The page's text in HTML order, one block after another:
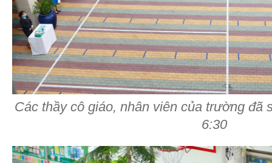
Các thầy cô giáo, nhân viên của trường đã
6:30